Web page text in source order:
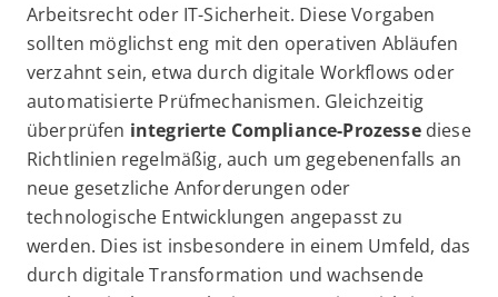
Arbeitsrecht oder IT-Sicherheit. Diese Vorgaben
sollten möglichst eng mit den operativen Abläufen
verzahnt sein, etwa durch digitale Workflows oder
automatisierte Prüfmechanismen. Gleichzeitig
überprüfen integrierte Compliance-Prozessediese
Richtlinien regelmäßig, auch um gegebenenfalls an
neue gesetzliche Anforderungen oder
technologische Entwicklungen angepasst zu
werden. Dies ist insbesondere in einem Umfeld, das
durch digitale Transformation und wachsende